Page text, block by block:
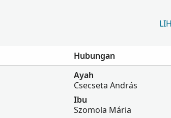
Hubungan
Ayah
Csecseta András
Ibu
Szomola Mária